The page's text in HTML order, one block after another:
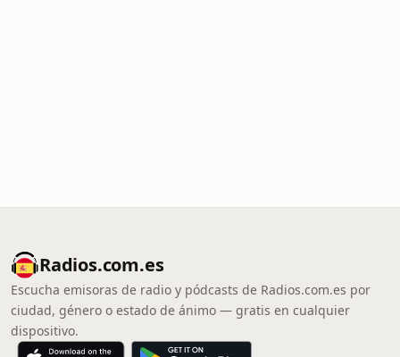
Radios.com.es
Escucha emisoras de radio y pódcasts de Radios.com.es por
ciudad, género o estado de ánimo — gratis en cualquier
dispositivo.